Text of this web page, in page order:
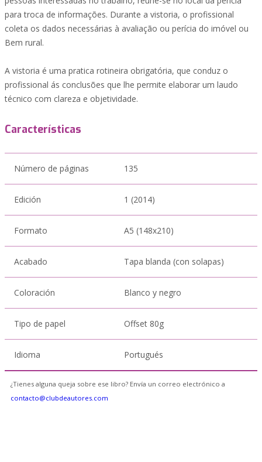
para troca de informações. Durante a vistoria, o profissional
coleta os dados necessárias à avaliação ou perícia do imóvel ou
Bem rural.
A vistoria é uma pratica rotineira obrigatória, que conduz o
profissional ás conclusões que lhe permite elaborar um laudo
técnico com clareza e objetividade.
Características
Número de páginas 135
Edición 1 (2014)
Formato A5 (148x210)
Acabado Tapa blanda (con solapas)
Coloración Blanco y negro
Tipo de papel Offset 80g
Idioma Portugués
¿Tienes alguna queja sobre ese libro? Envía un correo electrónico a
contacto@clubdeautores.com